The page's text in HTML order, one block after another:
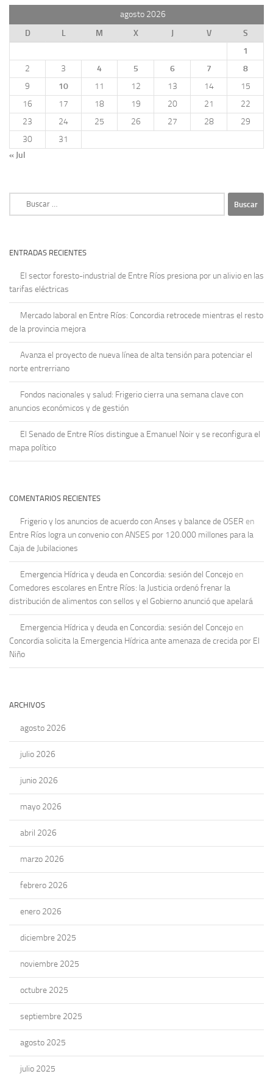
agosto 2026
D
L M X J V
S
1
2
3 4 5 6 7
8
9
10 11 12 13 14
15
16
17 18 19 20 21
22
23
24 25 26 27 28
29
30
31
« Jul
ENTRADAS RECIENTES
El sector foresto-industrial de Entre Ríos presiona por un alivio en las
tarifas eléctricas
Mercado laboral en Entre Ríos: Concordia retrocede mientras el resto
de la provincia mejora
Avanza el proyecto de nueva línea de alta tensión para potenciar el
norte entrerriano
Fondos nacionales y salud: Frigerio cierra una semana clave con
anuncios económicos y de gestión
El Senado de Entre Ríos distingue a Emanuel Noir y se reconfigura el
mapa político
COMENTARIOS RECIENTES
Frigerio y los anuncios de acuerdo con Anses y balance de OSER en
Entre Ríos logra un convenio con ANSES por 120.000 millones para la
Caja de Jubilaciones
Emergencia Hídrica y deuda en Concordia: sesión del Concejo en
Comedores escolares en Entre Ríos: la Justicia ordenó frenar la
distribución de alimentos con sellos y el Gobierno anunció que apelará
Emergencia Hídrica y deuda en Concordia: sesión del Concejo en
Concordia solicita la Emergencia Hídrica ante amenaza de crecida por El
Niño
ARCHIVOS
agosto 2026
julio 2026
junio 2026
mayo 2026
abril 2026
marzo 2026
febrero 2026
enero 2026
diciembre 2025
noviembre 2025
octubre 2025
septiembre 2025
agosto 2025
julio 2025